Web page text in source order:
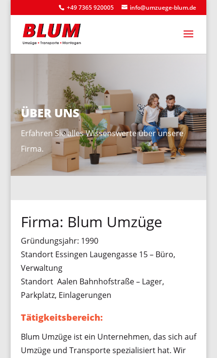
+49 7365 920005 info@umzuege-blum.de
ÜBER UNS
Erfahren Sie alles Wissenswerte über unsere
Firma.
Firma: Blum Umzüge
Gründungsjahr: 1990
Standort Essingen Laugengasse 15 – Büro,
Verwaltung
Standort Aalen Bahnhofstraße – Lager,
Parkplatz, Einlagerungen
Tätigkeitsbereich:
Blum Umzüge ist ein Unternehmen, das sich auf
Umzüge und Transporte spezialisiert hat. Wir